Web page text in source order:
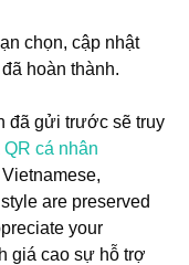
chọn, cập nhật
hoàn thành.
đã gửi trước sẽ truy
QR cá nhân
are preserved
your
giá cao sự hỗ trợ